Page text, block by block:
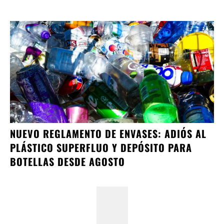
NUEVO REGLAMENTO DE ENVASES: ADIÓS AL
PLÁSTICO SUPERFLUO Y DEPÓSITO PARA
BOTELLAS DESDE AGOSTO